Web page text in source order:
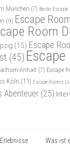
München (7) Beste
(9) Escape
Room
(15) Escape
(45)
Anhalt (7) Escape
Köln (11) Escape Rooms
Abenteuer (25)
Was ist